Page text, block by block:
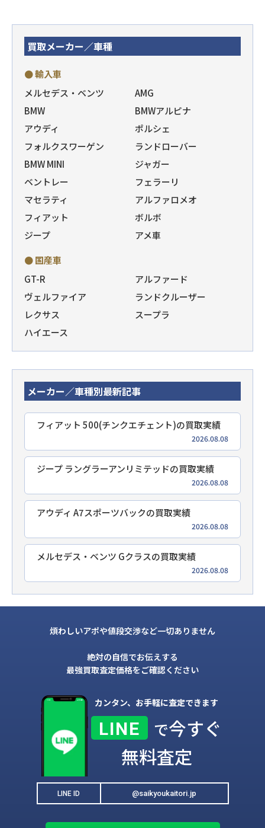
買取メーカー／車種
● 輸入車
メルセデス・ベンツ
AMG
BMW
BMWアルピナ
アウディ
ポルシェ
フォルクスワーゲン
ランドローバー
BMW MINI
ジャガー
ベントレー
フェラーリ
マセラティ
アルファロメオ
フィアット
ボルボ
ジープ
アメ車
● 国産車
GT-R
アルファード
ヴェルファイア
ランドクルーザー
レクサス
スープラ
ハイエース
メーカー／車種別最新記事
フィアット 500(チンクエチェント)の買取実績
2026.08.08
ジープ ラングラーアンリミテッドの買取実績
2026.08.08
アウディ A7スポーツバックの買取実績
2026.08.08
メルセデス・ベンツ Gクラスの買取実績
2026.08.08
煩わしいアポや値段交渉など一切ありません
絶対の自信でお伝えする
最強買取査定価格をご確認ください
カンタン、お手軽に査定できます
LINE で今すぐ
無料査定
LINE ID @saikyoukaitori.jp